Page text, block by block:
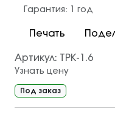
Гарантия:
1 год
Печать
Артикул: ТРК-1.6
Узнать цену
Под заказ